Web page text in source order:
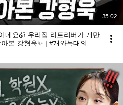
35:02
네요໒꒱ 우리집 리트리버가 개만
본 강형욱✨ | #개와늑대의시